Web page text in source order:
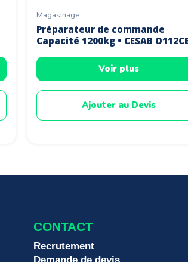
Magasinage
Préparateur de commande
Capacité 1200kg • CESAB
Voir plus
Ajouter au Devis
CONTACT
Recrutement
Demande de devis